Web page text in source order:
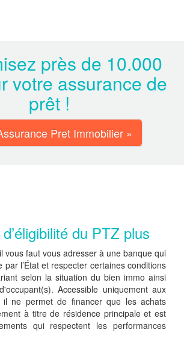
près de 10.000
votre assurance de
prêt !
Pret Immobilier »
du PTZ plus
vous faut vous adresser à une banque qui
par l’État et respecter certaines conditions
selon la situation du bien immo ainsi
Accessible uniquement aux
il ne permet de financer que les achats
à titre de résidence principale et est
qui respectent les performances